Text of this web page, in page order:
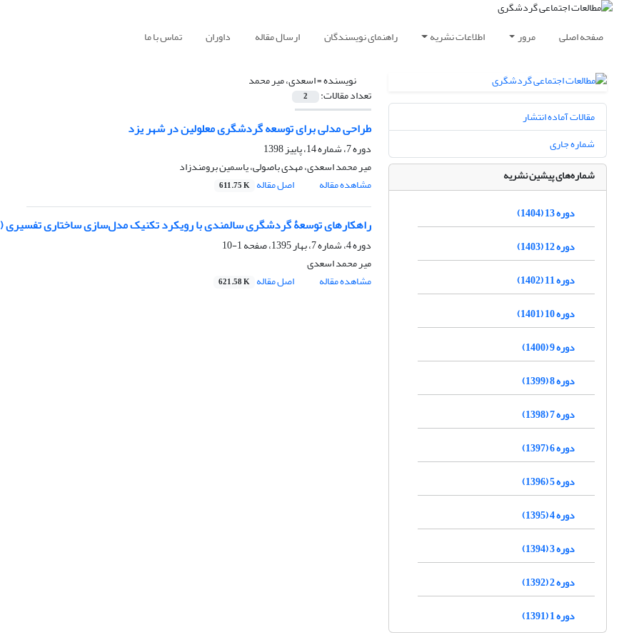
صفحه اصلی مرور اطلاعات نشریه راهنمای نویسندگان ارسال مقاله داوران تماس با ما
نویسنده =اسعدی، میر محمد
تعداد مقالات: 2
طراحی مدلی برای توسعه گردشگری معلولین در شهر یزد
دوره 7، شماره 14، پاییز 1398
میر محمد اسعدی، مهدی باصولی، یاسمین برومندزاد
مشاهده مقاله
اصل مقاله 611.75 K
راهکارهای توسعۀ گردشگری سالمندی با رویکرد تکنیک مدل‌سازی ساختاری تفسیری (ISM) در استان یزد
دوره 4، شماره 7، بهار 1395، صفحه
1-10
میر محمد اسعدی
مشاهده مقاله
اصل مقاله 621.58 K
مقالات آماده انتشار
شماره جاری
شماره‌های پیشین نشریه
دوره 13 (1404)
دوره 12 (1403)
دوره 11 (1402)
دوره 10 (1401)
دوره 9 (1400)
دوره 8 (1399)
دوره 7 (1398)
دوره 6 (1397)
دوره 5 (1396)
دوره 4 (1395)
دوره 3 (1394)
دوره 2 (1392)
دوره 1 (1391)